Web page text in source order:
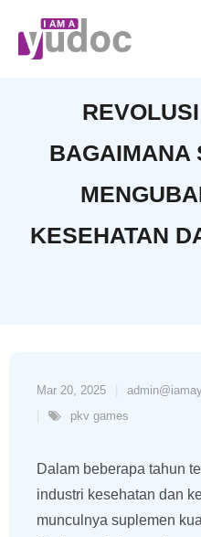
content
BAGAIMANA
KESEHATAN
Mar 20, 2025
pkv games
Dalam beberapa tahun
industri kesehatan dan
munculnya suplemen